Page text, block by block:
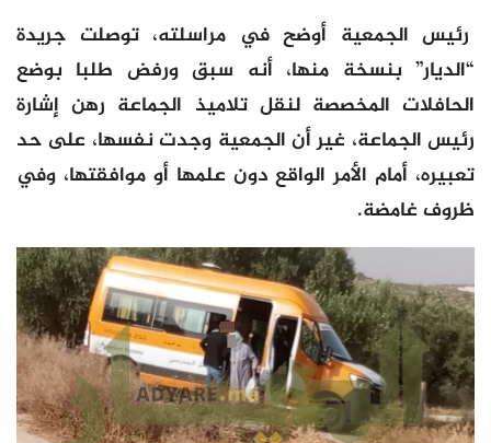
رئيس الجمعية أوضح في مراسلته، توصلت جريدة
“الديار” بنسخة منها، أنه سبق ورفض طلبا بوضع
الحافلات المخصصة لنقل تلاميذ الجماعة رهن إشارة
رئيس الجماعة، غير أن الجمعية وجدت نفسها، على حد
تعبيره، أمام الأمر الواقع دون علمها أو موافقتها، وفي
ظروف غامضة.